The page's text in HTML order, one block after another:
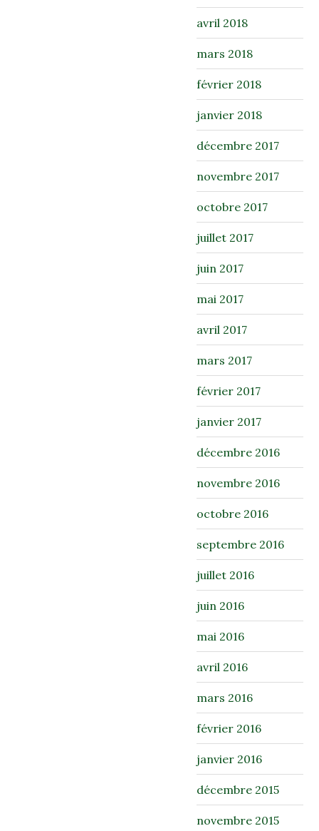
avril 2018
mars 2018
février 2018
janvier 2018
décembre 2017
novembre 2017
octobre 2017
juillet 2017
juin 2017
mai 2017
avril 2017
mars 2017
février 2017
janvier 2017
décembre 2016
novembre 2016
octobre 2016
septembre 2016
juillet 2016
juin 2016
mai 2016
avril 2016
mars 2016
février 2016
janvier 2016
décembre 2015
novembre 2015